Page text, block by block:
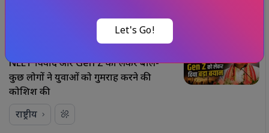
Let's Go!
NEET विवाद और Gen Z को लेकर बोले-
कुछ लोगों ने युवाओं को गुमराह करने की
कोशिश की
राष्ट्रीय